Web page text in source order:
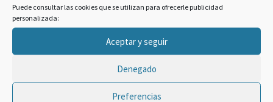
Puede consultar las cookies que se utilizan para ofrecerle publicidad
personalizada:
Aceptar y seguir
Denegado
Preferencias
Alquiler de coches en Alfaz del Pi
Alquiler de coches en Alicante
Alquiler de coches en Altea
Promo Web -2% code:
TOP CLIENT